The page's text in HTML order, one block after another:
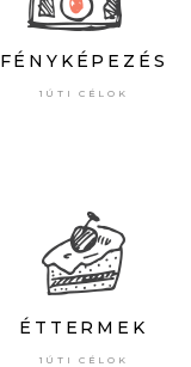
FÉNYKÉPEZÉS
1ÚTI CÉLOK
ÉTTERMEK
1ÚTI CÉLOK